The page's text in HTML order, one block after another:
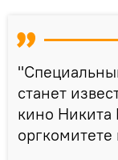
станет
кино Никита